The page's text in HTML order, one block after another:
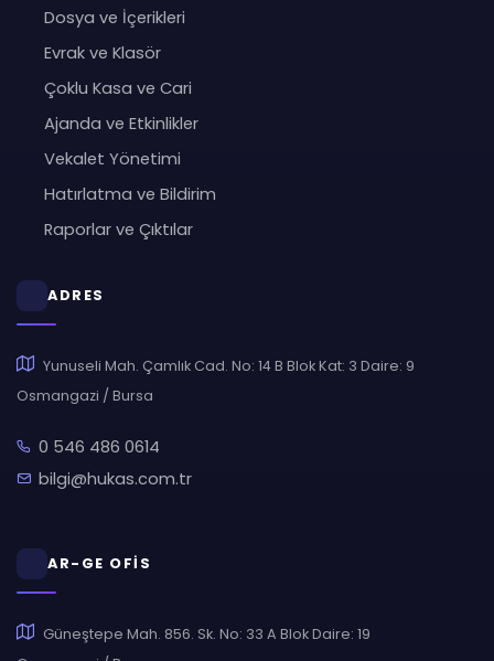
Dosya ve İçerikleri
Evrak ve Klasör
Çoklu Kasa ve Cari
Ajanda ve Etkinlikler
Vekalet Yönetimi
Hatırlatma ve Bildirim
Raporlar ve Çıktılar
ADRES
Yunuseli Mah. Çamlık Cad. No: 14 B Blok Kat: 3 Daire: 9
Osmangazi / Bursa
0 546 486 0614
bilgi@hukas.com.tr
AR-GE OFİS
Güneştepe Mah. 856. Sk. No: 33 A Blok Daire: 19